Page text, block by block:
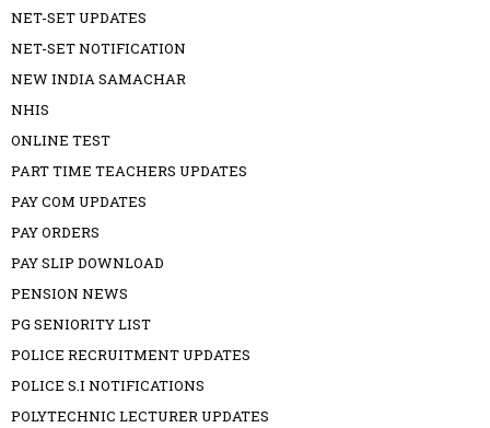
NET-SET UPDATES
NET-SET NOTIFICATION
NEW INDIA SAMACHAR
NHIS
ONLINE TEST
PART TIME TEACHERS UPDATES
PAY COM UPDATES
PAY ORDERS
PAY SLIP DOWNLOAD
PENSION NEWS
PG SENIORITY LIST
POLICE RECRUITMENT UPDATES
POLICE S.I NOTIFICATIONS
POLYTECHNIC LECTURER UPDATES